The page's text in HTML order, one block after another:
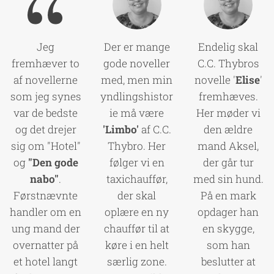
Jeg
fremhæver to
af novellerne
som jeg synes
var de bedste
og det drejer
sig om "Hotel"
og"Den gode
nabo".
Førstnævnte
handler om en
ung mand der
overnatter på
et hotel langt
Der er mange
gode noveller
med, men min
yndlingshistor
ie må være
'Limbo' af C.C.
Thybro. Her
følger vi en
taxichauffør,
der skal
oplære en ny
chauffør til at
køre i en helt
særlig zone.
Endelig skal
C.C. Thybros
novelle 'Elise'
fremhæves.
Her møder vi
den ældre
mand Aksel,
der går tur
med sin hund.
På en mark
opdager han
en skygge,
som han
beslutter at